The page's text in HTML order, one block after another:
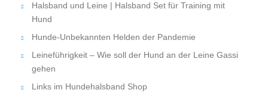
Halsband und Leine | Halsband Set für Training mit
Hund
Hunde-Unbekannten Helden der Pandemie
Leineführigkeit – Wie soll der Hund an der Leine Gassi
gehen
Links im Hundehalsband Shop